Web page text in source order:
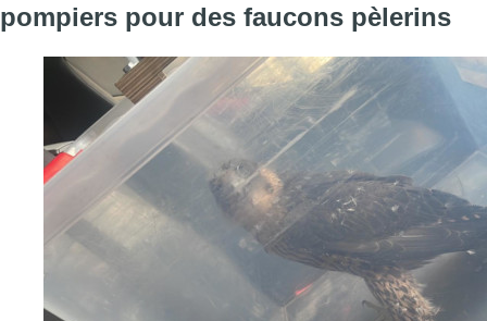
pompiers pour des faucons pèlerins